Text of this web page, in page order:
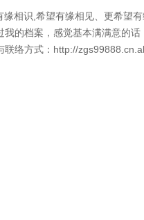
相识,希望有缘相见、更希望
的档案，感觉基本满满意的
联络方式：http://